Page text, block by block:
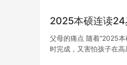
2025本硕连读24
父母的痛点 随着“2025
时完成，又害怕孩子在